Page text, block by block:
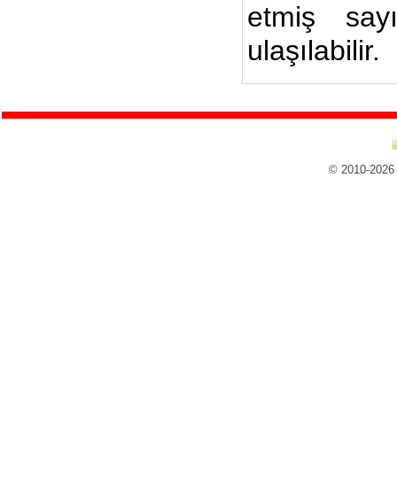
etmiş
ulaşılabilir.
© 2010-2026